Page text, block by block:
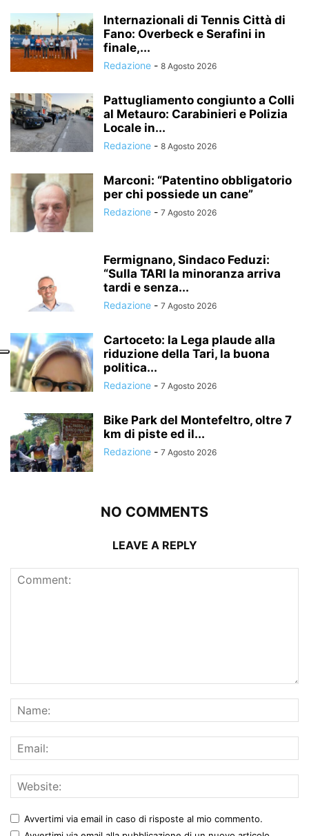
Internazionali di Tennis Città di
Fano: Overbeck e Serafini in
finale,...
Redazione - 8 Agosto 2026
Pattugliamento congiunto a Colli
al Metauro: Carabinieri e Polizia
Locale in...
Redazione - 8 Agosto 2026
Marconi: “Patentino obbligatorio
per chi possiede un cane”
Redazione - 7 Agosto 2026
Fermignano, Sindaco Feduzi:
“Sulla TARI la minoranza arriva
tardi e senza...
Redazione - 7 Agosto 2026
Cartoceto: la Lega plaude alla
riduzione della Tari, la buona
politica...
Redazione - 7 Agosto 2026
Bike Park del Montefeltro, oltre 7
km di piste ed il...
Redazione - 7 Agosto 2026
NO COMMENTS
LEAVE A REPLY
Avvertimi via email in caso di risposte al mio commento.